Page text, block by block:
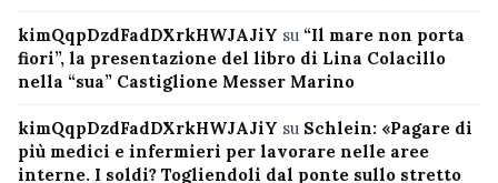
kimQqpDzdFadDXrkHWJAJiY su “Il mare non porta
fiori”, la presentazione del libro di Lina Colacillo
nella “sua” Castiglione Messer Marino
kimQqpDzdFadDXrkHWJAJiY su Schlein: «Pagare di
più medici e infermieri per lavorare nelle aree
interne. I soldi? Togliendoli dal ponte sullo stretto